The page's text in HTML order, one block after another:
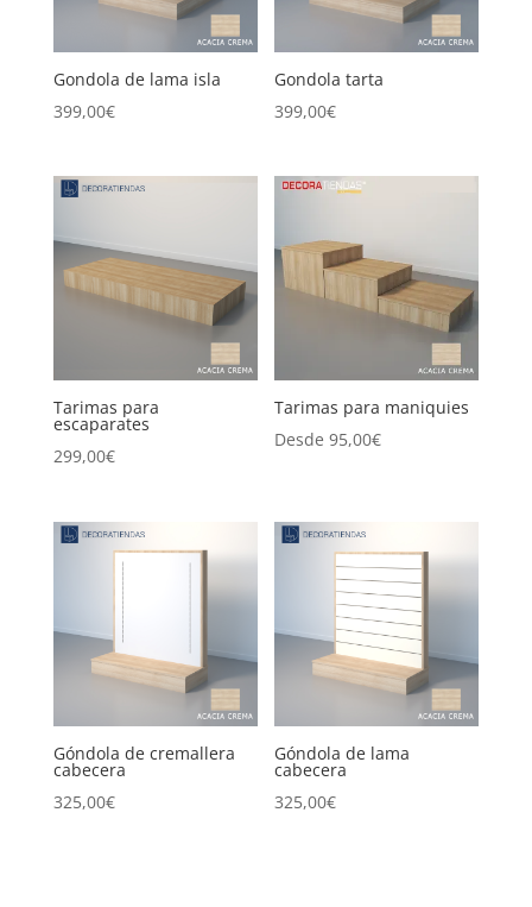
Gondola de lama isla
399,00€
Gondola tarta
399,00€
Tarimas para
escaparates
299,00€
Tarimas para maniquies
Desde95,00€
Góndola de cremallera
cabecera
325,00€
Góndola de lama
cabecera
325,00€